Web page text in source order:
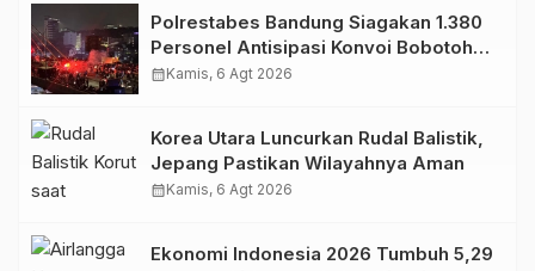
Polrestabes Bandung Siagakan 1.380
Personel Antisipasi Konvoi Bobotoh
Usai Final Piala Presiden
calendar_monthKamis, 6 Agt 2026
Korea Utara Luncurkan Rudal Balistik,
Jepang Pastikan Wilayahnya Aman
calendar_monthKamis, 6 Agt 2026
Ekonomi Indonesia 2026 Tumbuh 5,29